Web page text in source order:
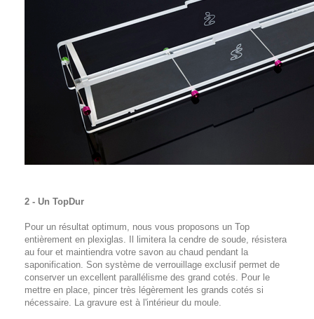
2 - Un TopDur
Pour un résultat optimum, nous vous proposons un Top
entièrement en plexiglas. Il limitera la cendre de soude, résistera
au four et maintiendra votre savon au chaud pendant la
saponification. Son système de verrouillage exclusif permet de
conserver un excellent parallélisme des grand cotés. Pour le
mettre en place, pincer très légèrement les grands cotés si
nécessaire. La gravure est à l'intérieur du moule.